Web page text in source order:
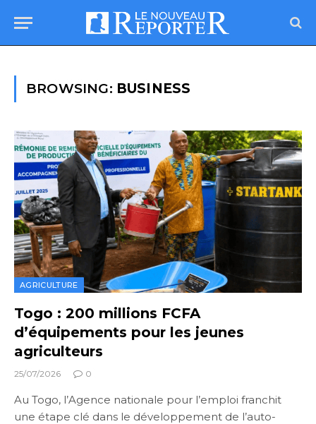
BROWSING: BUSINESS
AGRICULTURE
Togo : 200 millions FCFA
d’équipements pour les jeunes
agriculteurs
25/07/2026 0
Au Togo, l’Agence nationale pour l’emploi franchit
une étape clé dans le développement de l’auto-